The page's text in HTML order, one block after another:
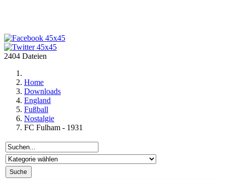
2404 Dateien
Home
Downloads
England
Fußball
Nostalgie
FC Fulham - 1931